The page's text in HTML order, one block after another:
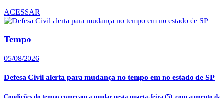
ACESSAR
Tempo
05/08/2026
Defesa Civil alerta para mudança no tempo em no estado de SP
Condições do tempo começam a mudar nesta quarta-feira (5), com aumento